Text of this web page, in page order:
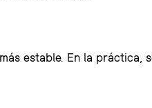
estable. En la práctica,